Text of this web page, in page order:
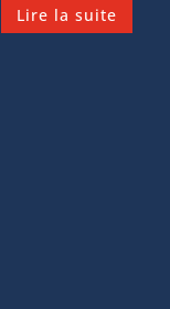
Lire la suite